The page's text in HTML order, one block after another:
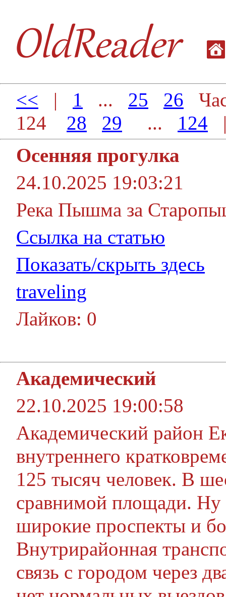
<< | 1 ... 25 26
124 28 29 ... 124
Осенняя прогулка
24.10.2025 19:03:21
Река Пышма за
Ссылка на статью
Показать/скрыть здесь
traveling
Лайков: 0
Академический
22.10.2025 19:00:58
Академический район
внутреннего
125 тысяч человек. В
сравнимой площади. Ну
широкие проспекты и
Внутрирайонная
связь с городом через